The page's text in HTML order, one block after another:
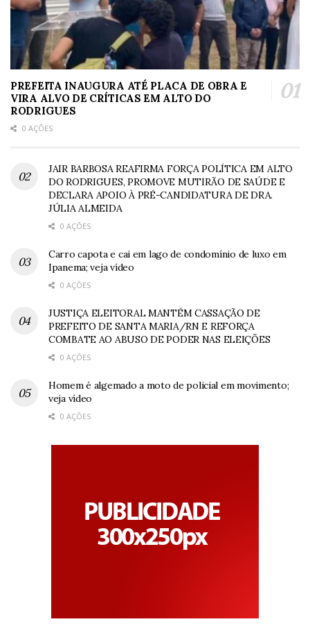
PREFEITA INAUGURA ATÉ PLACA DE OBRA E
VIRA ALVO DE CRÍTICAS EM ALTO DO
RODRIGUES
0 AÇÕES
JAIR BARBOSA REAFIRMA FORÇA POLÍTICA EM ALTO
DO RODRIGUES, PROMOVE MUTIRÃO DE SAÚDE E
DECLARA APOIO À PRÉ-CANDIDATURA DE DRA.
JÚLIA ALMEIDA
0 AÇÕES
Carro capota e cai em lago de condomínio de luxo em
Ipanema; veja vídeo
0 AÇÕES
JUSTIÇA ELEITORAL MANTÉM CASSAÇÃO DE
PREFEITO DE SANTA MARIA/RN E REFORÇA
COMBATE AO ABUSO DE PODER NAS ELEIÇÕES
0 AÇÕES
Homem é algemado a moto de policial em movimento;
veja vídeo
0 AÇÕES